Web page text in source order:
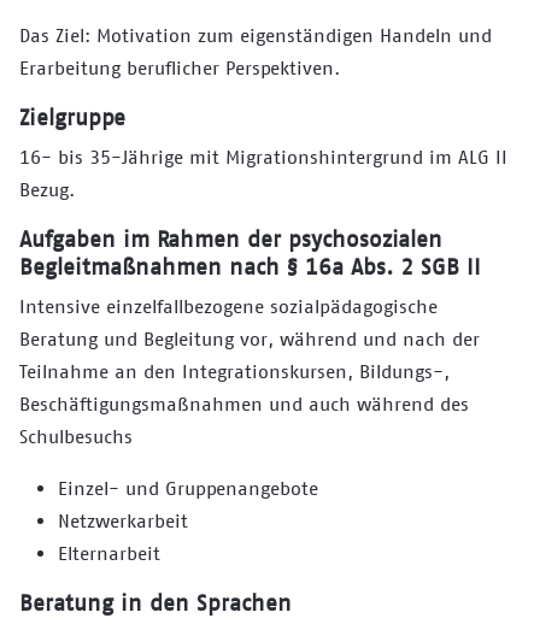
Das Ziel: Motivation zum eigen­ständigen Handeln und
Erarbeitung beruf­licher Perspek­tiven.
Zielgruppe
16- bis 35-Jährige mit Migrations­hintergrund im ALG II
Bezug.
Aufgaben im Rahmen der psycho­sozialen
Begleit­maßnahmen nach § 16a Abs. 2 SGB II
Intensive einzelfall­bezogene sozial­päda­go­gische
Beratung und Begleitung vor, während und nach der
Teilnahme an den Integrations­kursen, Bildungs-,
Beschäftigungs­maßnahmen und auch während des
Schul­besuchs
Einzel- und Gruppenangebote
Netzwerkarbeit
Elternarbeit
Beratung in den Sprachen